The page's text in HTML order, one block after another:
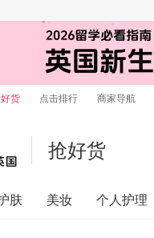
货 点击排行 商家导航
抢好货
肤 美妆 个人护理